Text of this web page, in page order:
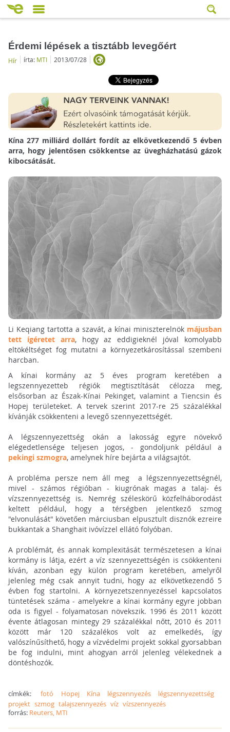
Érdemi lépések a tisztább levegőért
Hír írta: MTI 2013/07/28
Kína 277 milliárd dollárt fordít az elkövetkezendő 5 évben
arra, hogy jelentősen csökkentse az üvegházhatású gázok
kibocsátását.
Li Keqiang tartotta a szavát, a kínai miniszterelnök májusban
tett ígéretet arra, hogy az eddigieknél jóval komolyabb
eltökéltséget fog mutatni a környezetkárosítással szembeni
harcban.
A kínai kormány az 5 éves program keretében a
legszennyezetteb régiók megtisztítását célozza meg,
elsősorban az Észak-Kínai Pekinget, valamint a Tiencsin és
Hopej területeket. A tervek szerint 2017-re 25 százalékkal
kívánják csökkenteni a levegő szennyezettségét.
A légszennyezettség okán a lakosság egyre növekvő
elégedetlensége teljesen jogos, - gondoljunk például a
pekingi szmogra, amelynek híre bejárta a világsajtót.
A probléma persze nem áll meg a légszennyezettségnél,
mivel - számos régióban - kiugrónak magas a talaj- és
vízszennyezettség is. Nemrég széleskörű közfelháborodást
keltett például, hogy a térségben jelentkező szmog
"elvonulását" követően márciusban elpusztult disznók ezreire
bukkantak a Shanghait ivóvízzel ellátó folyóban.
A problémát, és annak komplexitását természetesen a kínai
kormány is látja, ezért a víz szennyezettségén is csökkenteni
kíván, azonban egy külön program keretében, amelyről
jelenleg még csak annyit tudni, hogy az elkövetkezendő 5
évben fog startolni. A környezetszennyezéssel kapcsolatos
tüntetések száma - amelyekre a kínai kormány egyre jobban
oda is figyel - folyamatosan növekszik. 1996 és 2011 között
évente átlagosan mintegy 29 százalékkal nőtt, 2010 és 2011
között már 120 százalékos volt az emelkedés, így
valószínűsíthető, hogy a vízvédelmi projekt sokkal gyorsabban
be fog indulni, mint ahogyan arról jelenleg vélekednek a
döntéshozók.
címkék:fotó Hopej Kína légszennyezés
légszennyezettség
projekt szmog talajszennyezés víz vízszennyezés
forrás: Reuters, MTI